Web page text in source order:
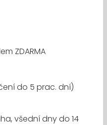
ZDARMA
do 5 prac. dní)
všední dny do 14